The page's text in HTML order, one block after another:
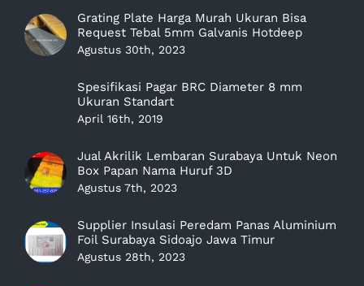
Grating Plate Harga Murah Ukuran Bisa
Request Tebal 5mm Galvanis Hotdeep
Agustus 30th, 2023
Spesifikasi Pagar BRC Diameter 8 mm
Ukuran Standart
April 16th, 2019
Jual Akrilik Lembaran Surabaya Untuk Neon
Box Papan Nama Huruf 3D
Agustus 7th, 2023
Supplier Insulasi Peredam Panas Aluminium
Foil Surabaya Sidoajo Jawa Timur
Agustus 28th, 2023